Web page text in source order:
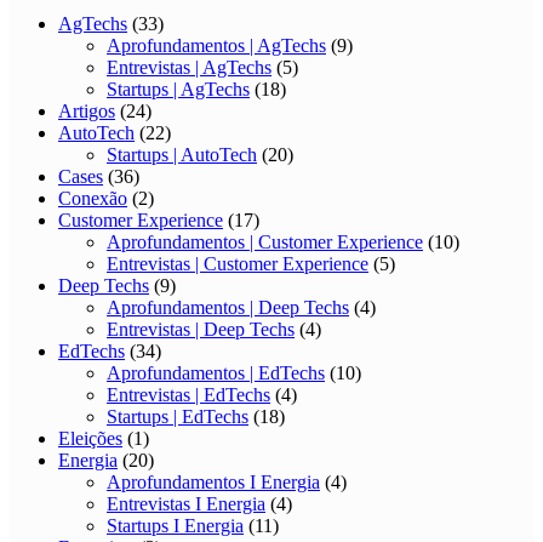
Entrevistas | EdTechs
Startups | EdTechs(18)
Eleições(1)
Energia(20)
Aprofundamentos I Energia
Entrevistas I Energia
Startups I Energia(11)
Entrevista(3)
ES(2)
Especiais(2)
Estudos(41)
Espírito Santo(1)
Mobilidade
Eventos(17)
Follow-on(115)
Marketing
Mercado(40)
PMEs(6)
Startups(12)
Food Techs(34)
Aprofundamentos | FoodTechs
Entrevistas | Food Techs(6)
Startups | FoodTechs (17)
Hard Sciences(10)